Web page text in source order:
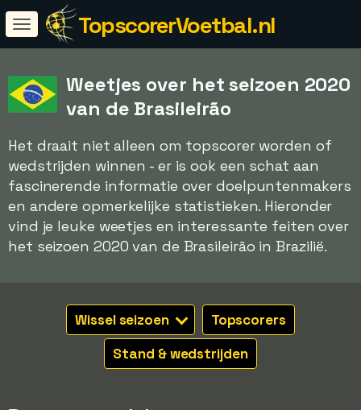
TopscorerVoetbal.nl
Weetjes over het seizoen 2020
van de Brasileirão
Het draait niet alleen om topscorer worden of
wedstrijden winnen - er is ook een schat aan
fascinerende informatie over doelpuntenmakers
en andere opmerkelijke statistieken. Hieronder
vind je leuke weetjes en interessante feiten over
het seizoen 2020 van de Brasileirão in Brazilië.
Wissel seizoen
Topscorers
Stand & wedstrijden